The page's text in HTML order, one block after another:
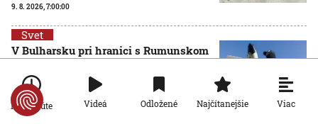
9. 8. 2026, 7:00:00
Svet
V Bulharsku pri hranici s Rumunskom
zrejme ukrajinského pôvodu
8. 8. 2026, 17:52:27
Po minúte Videá Odložené Najčítanejšie Viac